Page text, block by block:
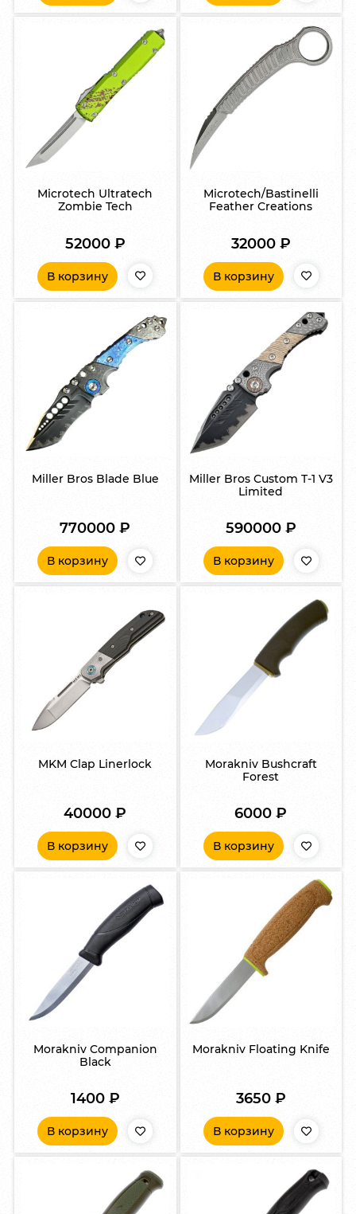
Microtech Ultratech
Zombie Tech
52000 ₽
В корзину
Microtech/Bastinelli
Feather Creations
32000 ₽
В корзину
Miller Bros Blade Blue
770000₽
В корзину
Miller Bros Custom T-1 V3
Limited
590000 ₽
В корзину
MKM Clap Linerlock
40000₽
В корзину
Morakniv Bushcraft
Forest
6000₽
В корзину
Morakniv Companion
Black
1400 ₽
В корзину
Morakniv Floating Knife
3650 ₽
В корзину